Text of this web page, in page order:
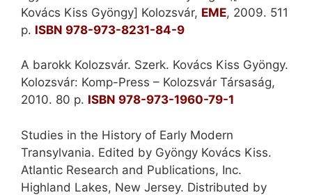
Kovács Kiss Gyöngy] Kolozsvár, EME, 2009. 511
p. ISBN 978-973-8231-84-9
A barokk Kolozsvár. Szerk. Kovács Kiss Gyöngy.
Kolozsvár: Komp-Press – Kolozsvár Társaság,
2010. 80 p. ISBN 978-973-1960-79-1
Studies in the History of Early Modern
Transylvania. Edited by Gyöngy Kovács Kiss.
Atlantic Research and Publications, Inc.
Highland Lakes, New Jersey. Distributed by